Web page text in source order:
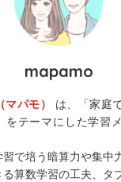
mapamo
マパモ） は、「家庭
をテーマにした学習
で培う暗算力や集中
算数学習の工夫、タ